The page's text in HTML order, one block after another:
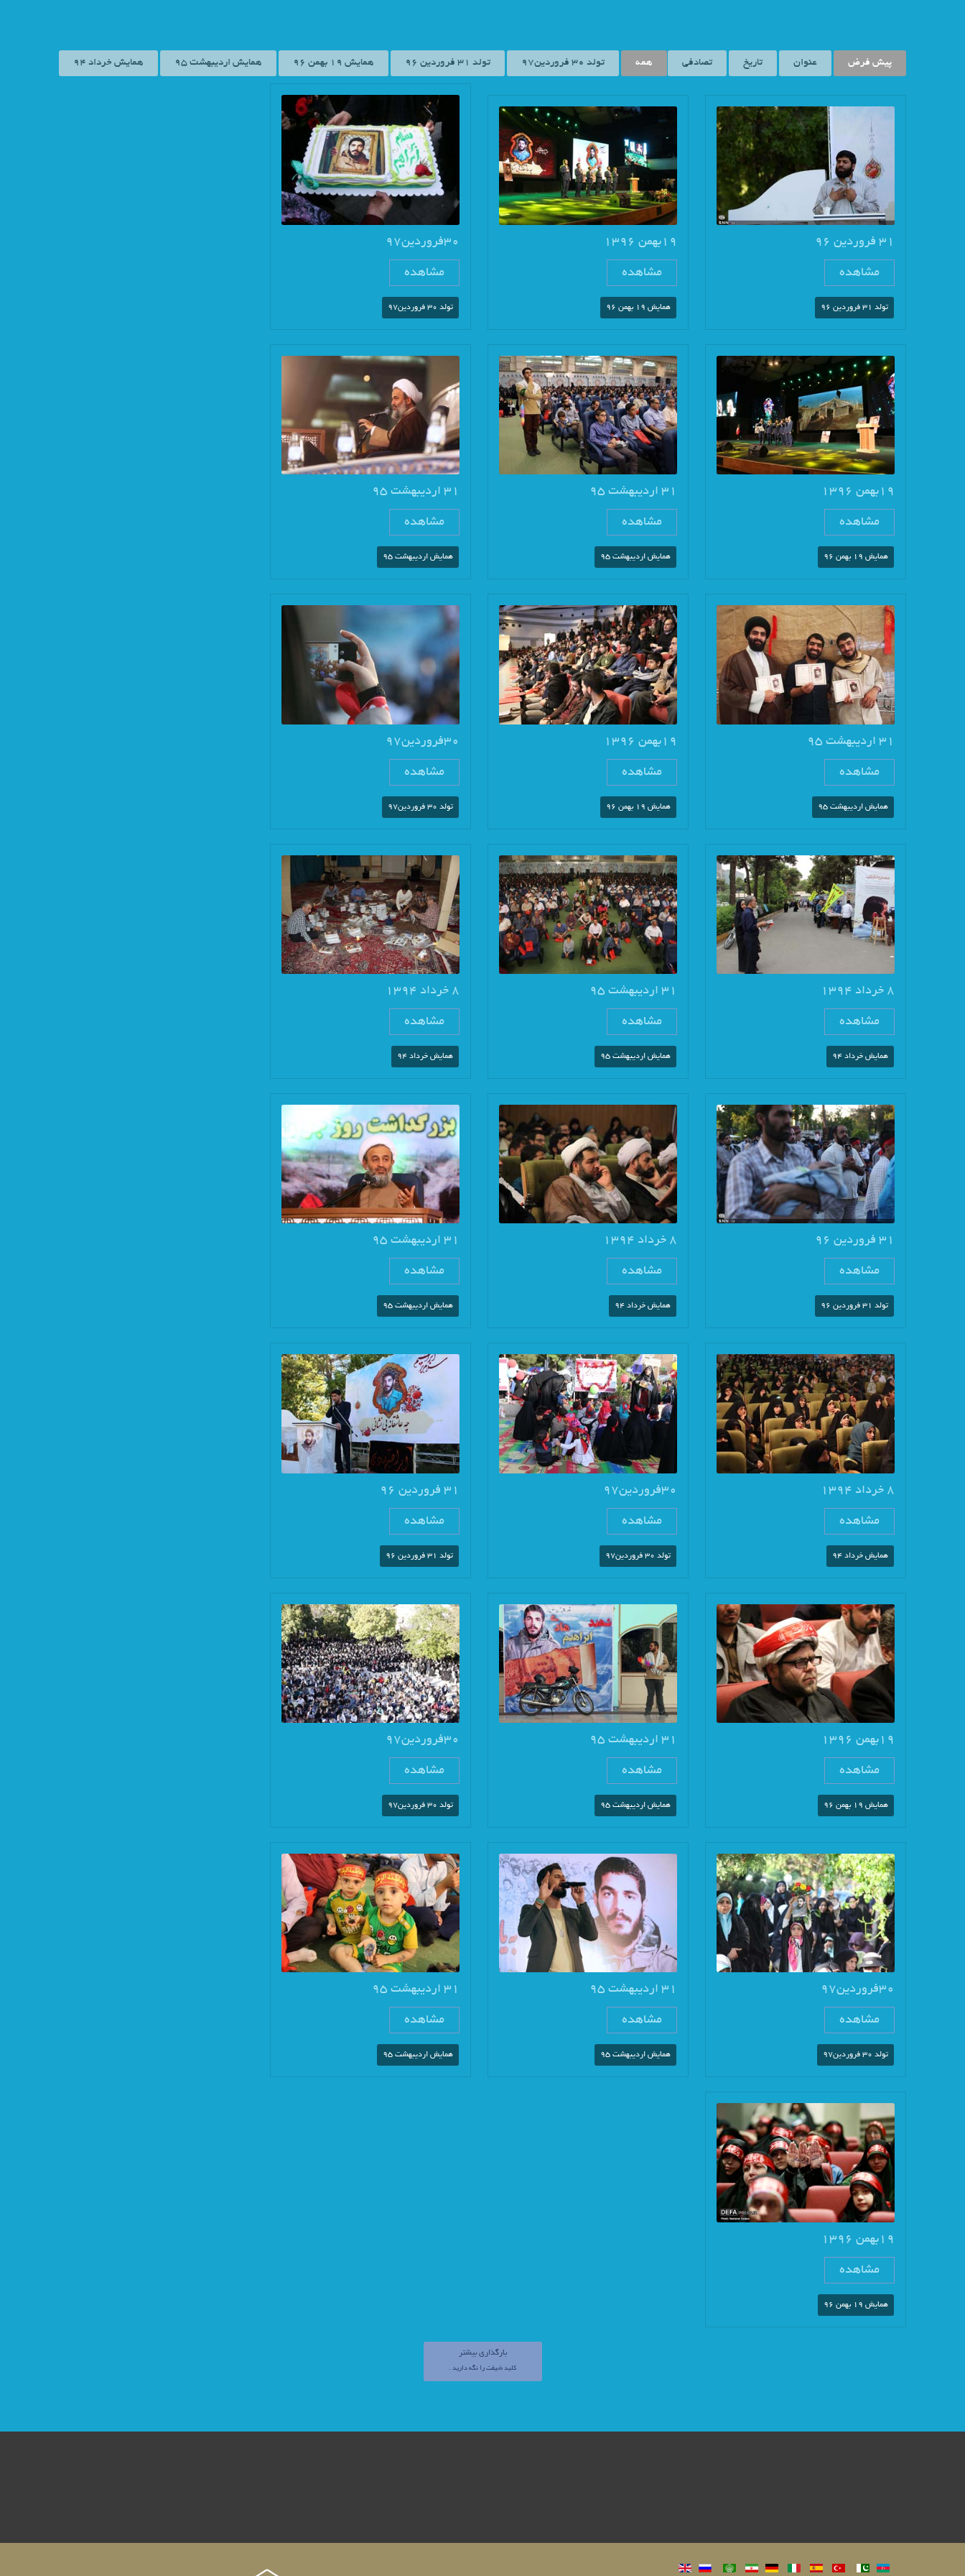
همه تولد 30 فروردین97 تولد 31 فروردین 96 همایش 19 بهمن 96 همایش اردیبهشت 95 همایش خرداد 94 پیش فرض عنوان تاریخ تصادفی
31 فروردین 96
مشاهده
تولد 31 فروردین 96
19بهمن 1396
مشاهده
همایش 19 بهمن 96
30فروردین97
مشاهده
تولد 30 فروردین97
19بهمن 1396
مشاهده
همایش 19 بهمن 96
31 اردیبهشت 95
مشاهده
همایش اردیبهشت 95
31 اردیبهشت 95
مشاهده
همایش اردیبهشت 95
31 اردیبهشت 95
مشاهده
همایش اردیبهشت 95
19بهمن 1396
مشاهده
همایش 19 بهمن 96
30فروردین97
مشاهده
تولد 30 فروردین97
8 خرداد 1394
مشاهده
همایش خرداد 94
31 اردیبهشت 95
مشاهده
همایش اردیبهشت 95
8 خرداد 1394
مشاهده
همایش خرداد 94
31 فروردین 96
مشاهده
تولد 31 فروردین 96
8 خرداد 1394
مشاهده
همایش خرداد 94
31 اردیبهشت 95
مشاهده
همایش اردیبهشت 95
8 خرداد 1394
مشاهده
همایش خرداد 94
30فروردین97
مشاهده
تولد 30 فروردین97
31 فروردین 96
مشاهده
تولد 31 فروردین 96
19بهمن 1396
مشاهده
همایش 19 بهمن 96
31 اردیبهشت 95
مشاهده
همایش اردیبهشت 95
30فروردین97
مشاهده
تولد 30 فروردین97
30فروردین97
مشاهده
تولد 30 فروردین97
31 اردیبهشت 95
مشاهده
همایش اردیبهشت 95
31 اردیبهشت 95
مشاهده
همایش اردیبهشت 95
19بهمن 1396
مشاهده
همایش 19 بهمن 96
بارگذاری بیشتر
کلید شیفت را نگه دارید .